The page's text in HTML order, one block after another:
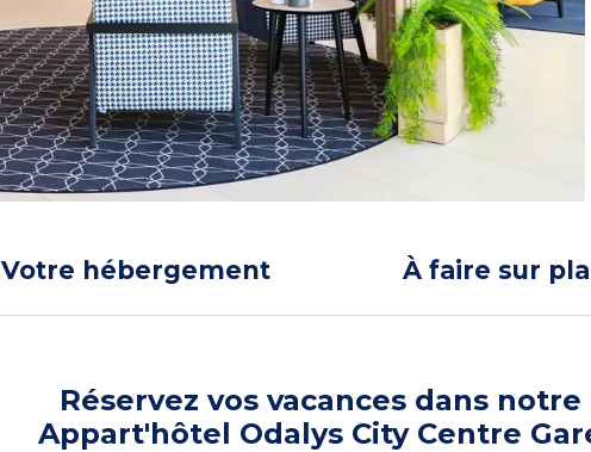
Votre hébergement À faire sur
Réservez vos vacances dans notre
Appart'hôtel Odalys City Centre